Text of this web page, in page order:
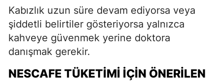
Kabızlık uzun süre devam ediyorsa veya
şiddetli belirtiler gösteriyorsa yalnızca
kahveye güvenmek yerine doktora
danışmak gerekir.
NESCAFE TÜKETIMI İÇIN ÖNERILEN